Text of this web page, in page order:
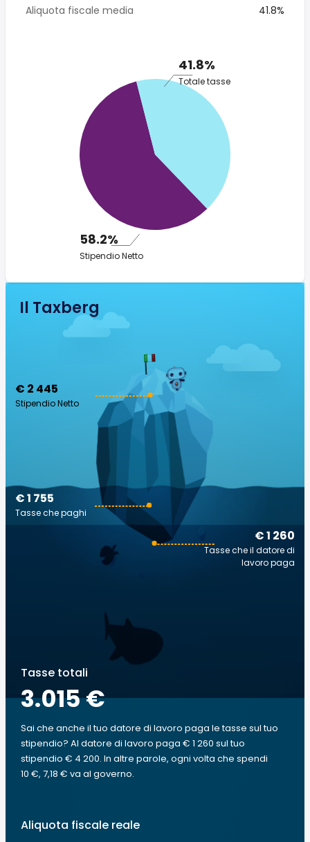
Aliquota fiscale media
41.8%
41.8%
Totale tasse
58.2%
Stipendio Netto
Il Taxberg
€ 2 445
Stipendio Netto
€ 1 260
Tasse che il datore di
lavoro paga
€ 1 755
Tasse che paghi
Tasse totali
3.015 €
Sai che anche il tuo datore di lavoro paga le tasse sul tuo
stipendio? Al datore di lavoro paga € 1 260 sul tuo
stipendio € 4 200. In altre parole, ogni volta che spendi
10 €, 7,18 € va al governo.
Aliquota fiscale reale